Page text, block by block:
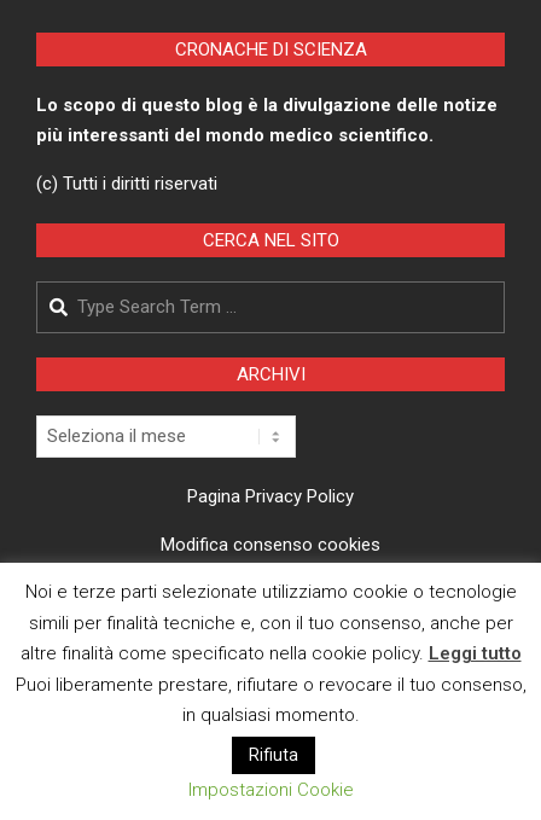
CRONACHE DI SCIENZA
Lo scopo di questo blog è la divulgazione delle notize
più interessanti del mondo medico scientifico.
(c) Tutti i diritti riservati
CERCA NEL SITO
Search
ARCHIVI
Archivi
Pagina Privacy Policy
Modifica consenso cookies
CI TROVI ANCHE SU
E MAIL
Noi e terze parti selezionate utilizziamo cookie o tecnologie
simili per finalità tecniche e, con il tuo consenso, anche per
altre finalità come specificato nella cookie policy. Leggi tutto
Puoi liberamente prestare, rifiutare o revocare il tuo consenso,
in qualsiasi momento.
Rifiuta
Impostazioni Cookie